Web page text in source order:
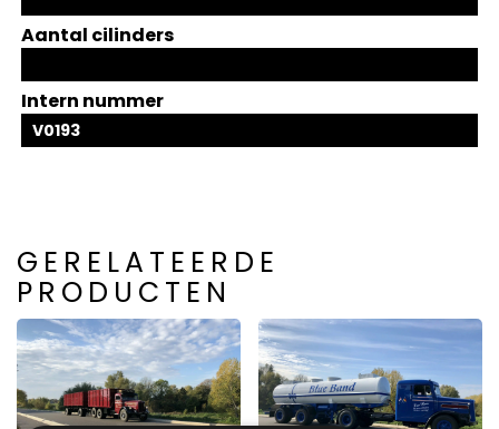
Aantal cilinders
Intern nummer
V0193
GERELATEERDE
PRODUCTEN